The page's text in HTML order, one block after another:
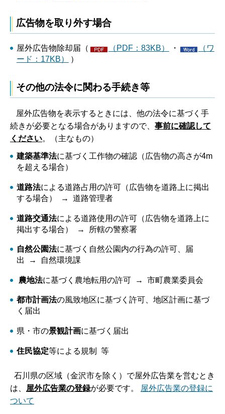
広告物を取り外す場合
屋外広告物除却届（ （PDF：83KB） ・
（ワ
ード：17KB）
）
その他の法令に関わる手続き等
屋外広告物を表示するときには、他の法令に基づく手
続きが必要となる場合がありますので、 事前に確認して
ください。（主なもの）
建築基準法に基づく工作物の確認（広告物の高さが4m
を超える場合）
道路法による道路占用の許可（広告物を道路上に掲出
する場合） → 道路管理者
道路交通法による道路使用の許可（広告物を道路上に
掲出する場合） → 所轄の警察署
自然公園法に基づく自然公園内の行為の許可、届
出 → 自然環境課
農地法に基づく農地転用の許可 → 市町農業委員会
都市計画法の風致地区に基づく許可、地区計画に基づ
く届出
県・市の景観計画に基づく届出
住民協定等による規制 等
石川県の区域（金沢市を除く）で屋外広告業を営むとき
は、 屋外広告業の登録が必要です。
屋外広告業の登録に
ついて